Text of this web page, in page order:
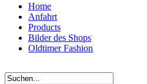
Home
Anfahrt
Products
Bilder des Shops
Oldtimer Fashion